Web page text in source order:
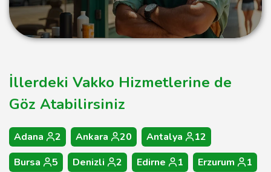
İllerdeki Vakko Hizmetlerine de
Göz Atabilirsiniz
Adana 2 Ankara 20 Antalya
12
Bursa
5 Denizli 2 Edirne 1 Erzurum
1